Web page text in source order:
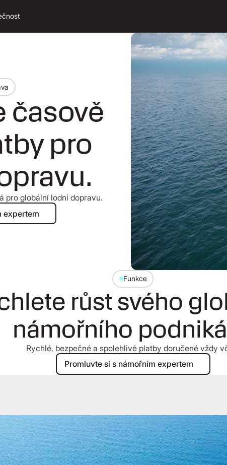
časově
pro
pro globální lodní dopravu.
si s námořním expertem
expertem
Funkce
růst svého
námořního
Rychlé, bezpečné a spolehlivé platby doručené vždy
Promluvte si s námořním
Promluvte si s námořním expertem